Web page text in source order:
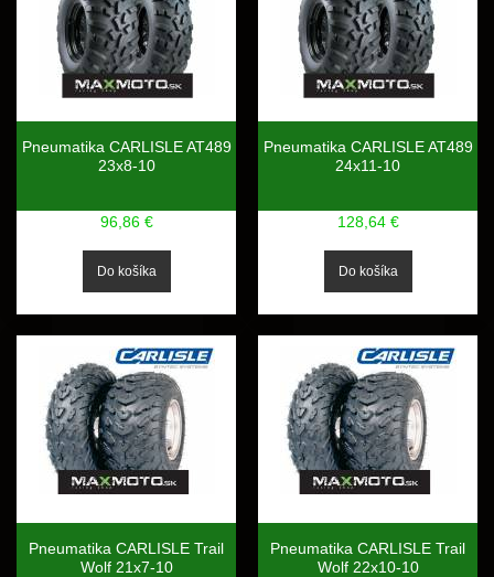
Pneumatika CARLISLE AT489
23x8-10
96,86 €
Pneumatika CARLISLE AT489
24x11-10
128,64 €
Pneumatika CARLISLE Trail
Wolf 21x7-10
Pneumatika CARLISLE Trail
Wolf 22x10-10